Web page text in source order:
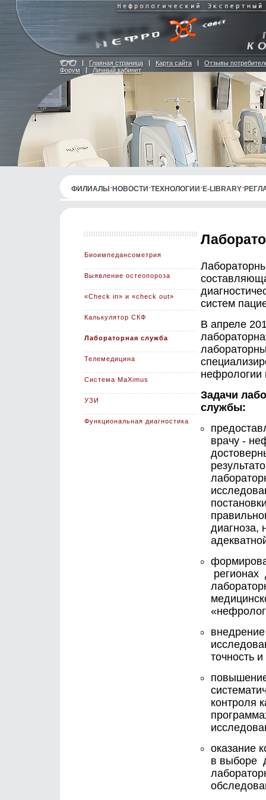
Главная страница Карта сайта
Отзывы
Форум
Личный кабинет
ФИЛИАЛЫ НОВОСТИ ТЕХНОЛОГИИ E-LIBRARY
систем
В апреле
нефрологии
Задачи
службы:
врачу -
диагноза,
регионах
точность
контроля
оказание
в выборе
Биоимпедансометрия
Выявление остеопороза
«Check in» и «check out»
Калькулятор СКФ
Лабораторная служба
Телемедицина
Система MaXimus
УЗИ
Функциональная диагностика